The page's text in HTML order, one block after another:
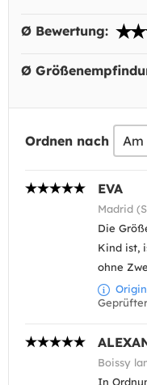
Ø Bewertung:
Ø
Ordnen nach
EVA
Madrid
Die
Kind ist,
ohne
Boissy
In